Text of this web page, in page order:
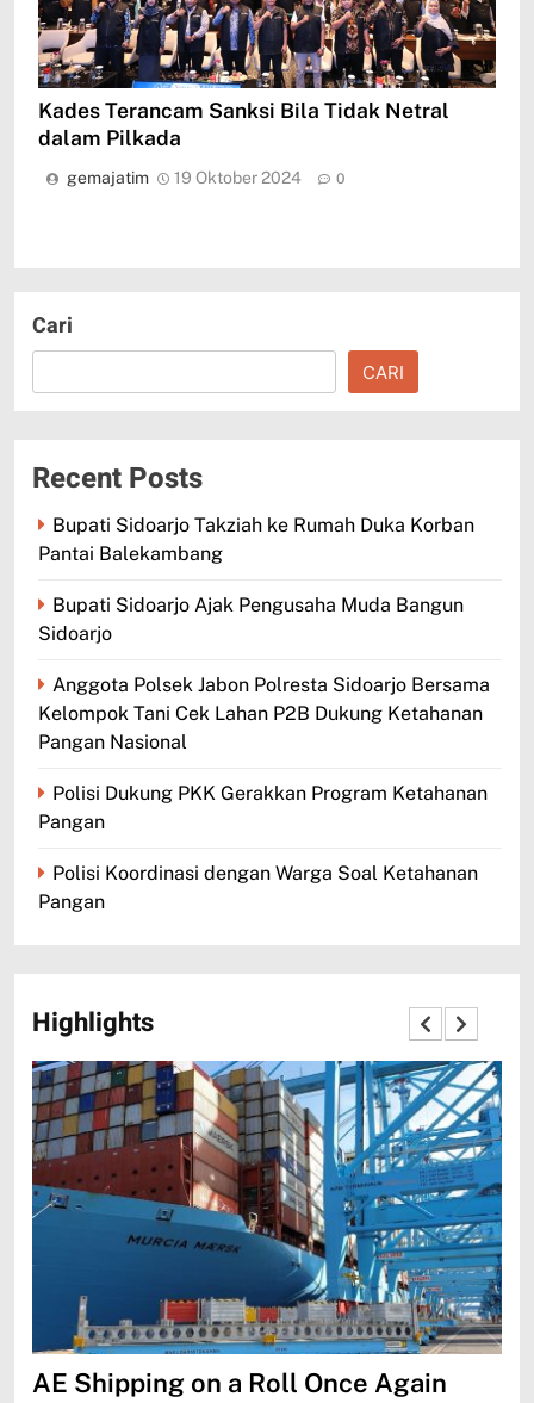
Kades Terancam Sanksi Bila Tidak Netral
dalam Pilkada
gemajatim 19 Oktober 2024 0
Cari
CARI
Recent Posts
Bupati Sidoarjo Takziah ke Rumah Duka Korban
Pantai Balekambang
Bupati Sidoarjo Ajak Pengusaha Muda Bangun
Sidoarjo
Anggota Polsek Jabon Polresta Sidoarjo Bersama
Kelompok Tani Cek Lahan P2B Dukung Ketahanan
Pangan Nasional
Polisi Dukung PKK Gerakkan Program Ketahanan
Pangan
Polisi Koordinasi dengan Warga Soal Ketahanan
Pangan
Highlights
AE Shipping on a Roll Once Again